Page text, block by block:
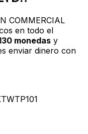
COMMERCIAL
en todo el
monedas y
enviar dinero con